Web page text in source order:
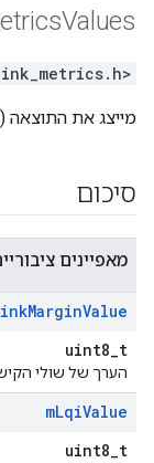
Values
מייצג את התוצאה
סיכום
מאפיינים
MarginValue
uint8_t
הערך של שולי
mLqiValue
uint8_t